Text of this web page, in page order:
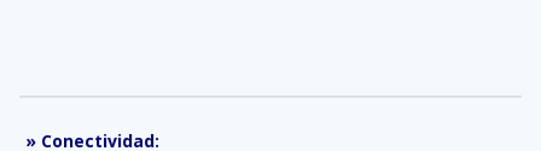
» Conectividad: